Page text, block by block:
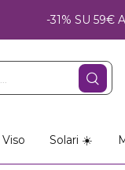
-31% SU 59€
Viso Solari ☀️